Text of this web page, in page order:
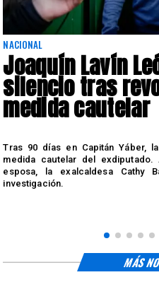
NACIONAL
Joaquín Lavín
silencio tras
medida cautelar
Tras 90 días en Capitán Yáber,
medida cautelar del
esposa, la exalcaldesa Cathy
investigación.
MÁS